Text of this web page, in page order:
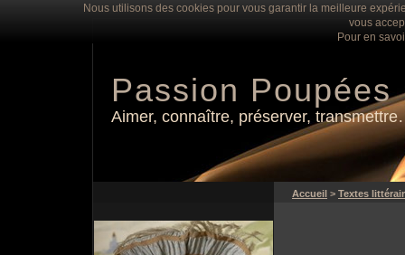
Nous utilisons des cookies pour vous garantir la meilleure
vous
Pour en
Passion Poupées
Aimer, connaître, préserver,
Accueil > Textes